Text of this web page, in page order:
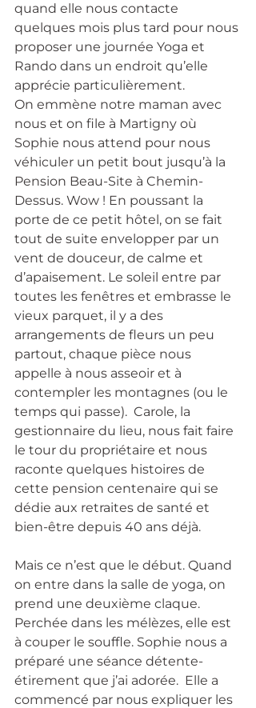
quand elle nous contacte
quelques mois plus tard pour nous
proposer une journée Yoga et
Rando dans un endroit qu’elle
apprécie particulièrement.
On emmène notre maman avec
nous et on file à Martigny où
Sophie nous attend pour nous
véhiculer un petit bout jusqu’à la
Pension Beau-Site à Chemin-
Dessus. Wow ! En poussant la
porte de ce petit hôtel, on se fait
tout de suite envelopper par un
vent de douceur, de calme et
d’apaisement. Le soleil entre par
toutes les fenêtres et embrasse le
vieux parquet, il y a des
arrangements de fleurs un peu
partout, chaque pièce nous
appelle à nous asseoir et à
contempler les montagnes (ou le
temps qui passe).  Carole, la
gestionnaire du lieu, nous fait faire
le tour du propriétaire et nous
raconte quelques histoires de
cette pension centenaire qui se
dédie aux retraites de santé et
bien-être depuis 40 ans déjà.
Mais ce n’est que le début. Quand
on entre dans la salle de yoga, on
prend une deuxième claque.
Perchée dans les mélèzes, elle est
à couper le souffle. Sophie nous a
préparé une séance détente-
étirement que j’ai adorée.  Elle a
commencé par nous expliquer les